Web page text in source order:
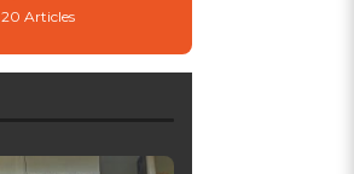
20 Articles